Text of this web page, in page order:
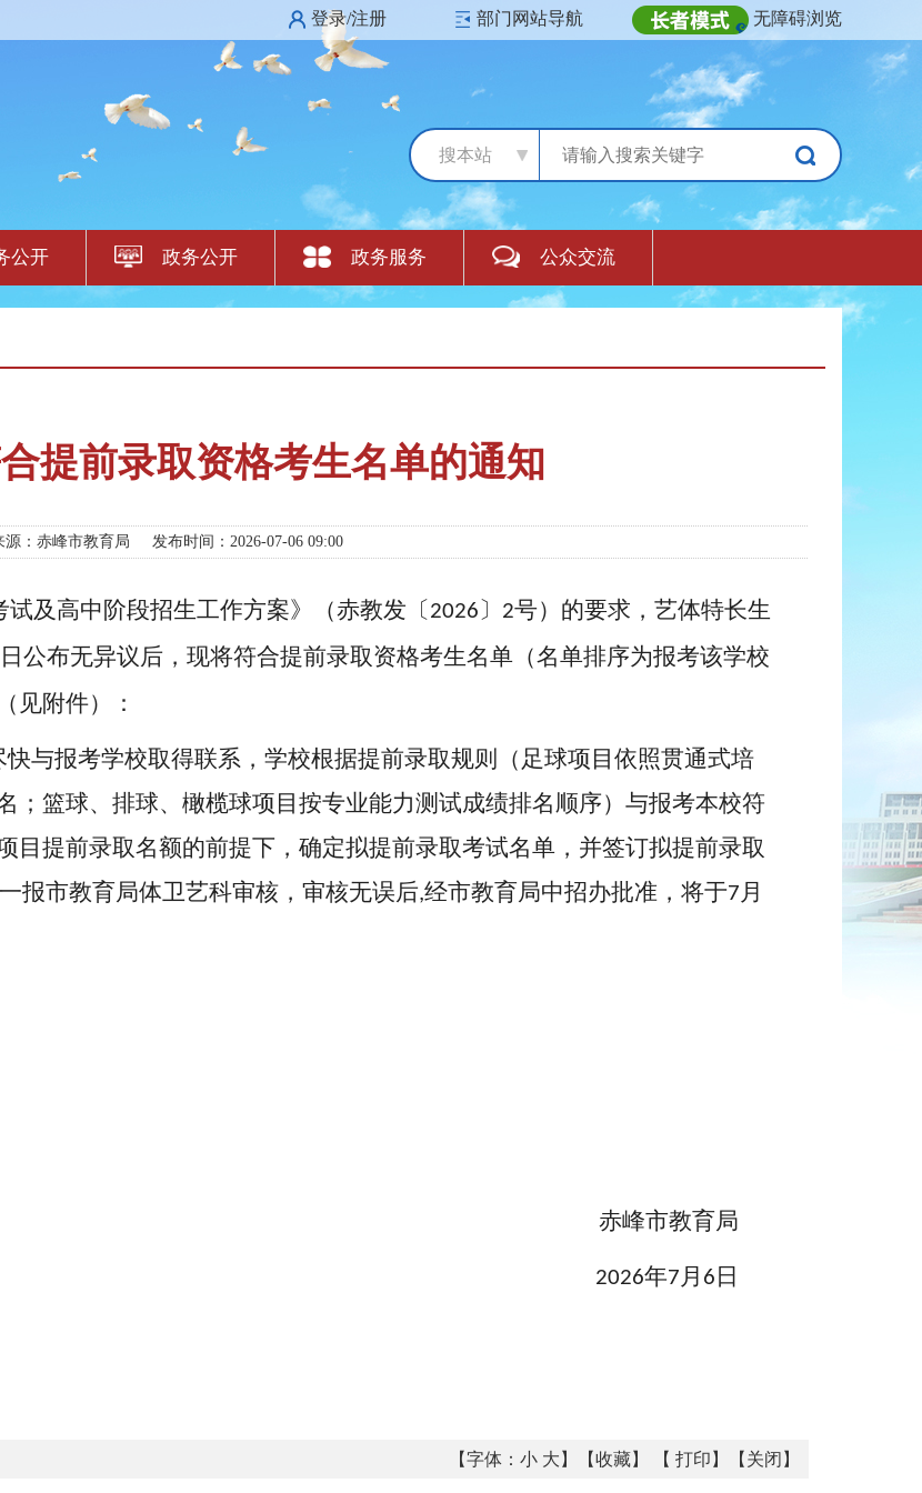
登录/注册 部门网站导航 无障碍浏览
搜本站
公开 政务公开 政务服务 公众交流
提前录取资格考生名单的通知
源：赤峰市教育局 发布时间：2026-07-06 09:00
及高中阶段招生工作方案》（赤教发〔2026〕 2号）的要求，艺体特长生
日公布无异议后，现将符合提前录取资格考生名单（名单排序为报考该学校
见附件）：
与报考学校取得联系，学校根据提前录取规则（足球项目依照贯通式培
；篮球、排球、橄榄球项目按专业能力测试成绩排名顺序）与报考本校符
目提前录取名额的前提下，确定拟提前录取考试名单，并签订拟提前录取
报市教育局体卫艺科审核，审核无误后,经市教育局中招办批准，将于7月
赤峰市教育局
2026年7月 6 日
【字体： 小 大 】【收藏】 【 打印 】【 关闭 】